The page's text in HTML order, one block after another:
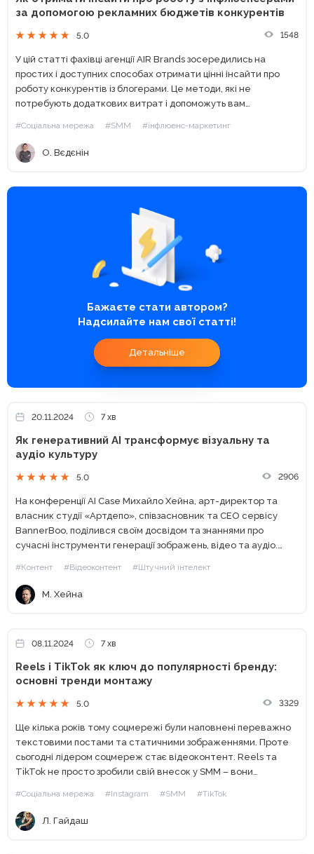
за допомогою рекламних бюджетів конкурентів
5.0 1548
У цій статті фахівці агенції AIR Brands зосередились на
простих і доступних способах отримати цінні інсайти про
роботу конкурентів із блогерами. Це методи, які не
потребують додаткових витрат і допоможуть вам
маркетингової стратегії. Поки...
#Соціальна мережа #SMM #інфлюенс-маркетинг
О. Вєдєнін
Бажаєте стати автором?
Надсилайте нам свої статті!
Детальніше
20.11.2024 7 хв
Як генеративний АІ трансформує візуальну та
аудіо культуру
5.0 2906
На конференції AI Case Михайло Хейна, арт-директор та
власник студії «Артдепо», співзасновник та CEO сервісу
BannerBoo, поділився своїм досвідом та знаннями про
сучасні інструменти генерації зображень, відео та аудіо.
контенту швидко розвивається, і з кожним...
#Контент #Відеоконтент #Штучний інтелект
М. Хейна
08.11.2024 7 хв
Reels і TikTok як ключ до популярності бренду:
основні тренди монтажу
5.0 3329
Ще кілька років тому соцмережі були наповнені переважно
текстовими постами та статичними зображеннями. Проте
сьогодні лідером соцмереж стає відеоконтент. Reels та
TikTok не просто зробили свій внесок у SMM – вони
хочуть...
#Соціальна мережа #Instagram #SMM #TikTok
Л. Гайдаш